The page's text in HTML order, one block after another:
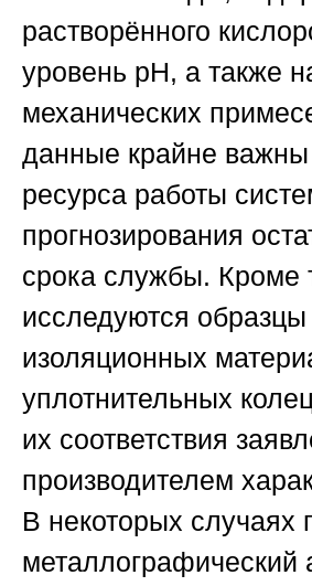
растворённого
уровень pH, а также
механических
данные крайне
ресурса работы
прогнозирования
срока службы. Кроме
исследуются образцы
изоляционных
уплотнительных
их соответствия
производителем
В некоторых случаях
металлографический